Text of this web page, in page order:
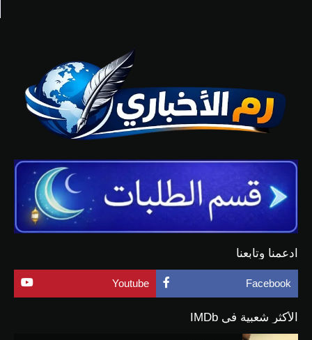
ادعمنا وتابعنا
Facebook
Youtube
الأكثر شعبية في IMDb